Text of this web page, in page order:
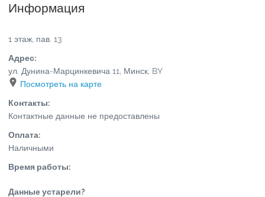
Информация
1 этаж, пав. 13
Адрес:
ул. Дунина-Марцинкевича 11, Минск, BY
Посмотреть на карте
Контакты:
Контактные данные не предоставлены
Оплата:
Наличными
Время работы:
Данные устарели?